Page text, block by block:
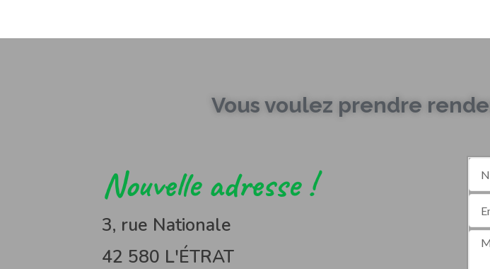
Vous voulez prendre
Nouvelle adresse !
3, rue Nationale
42 580 L'ÉTRAT